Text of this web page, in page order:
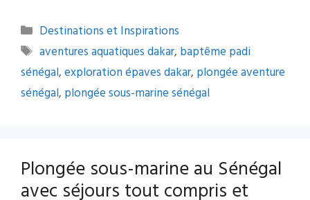
Catégories
Destinations et Inspirations
Étiquettes
aventures aquatiques dakar, baptême padi
sénégal,exploration épaves dakar, plongée aventure
sénégal, plongée sous-marine sénégal
Plongée sous-marine au Sénégal
avec séjours tout compris et